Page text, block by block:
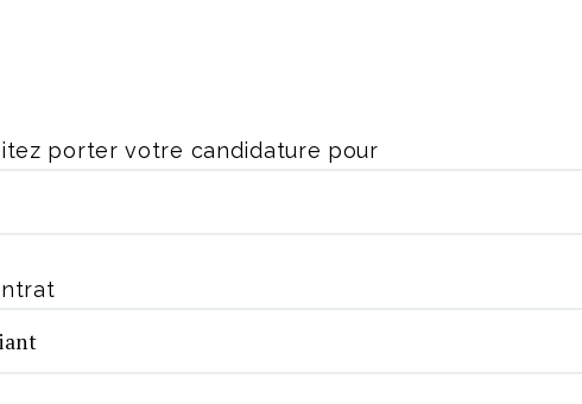
porter votre candidature pour